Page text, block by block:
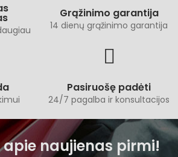
Grąžinimo garantija
14 dienų grąžinimo garantija
Pasiruošę padėti
24/7 pagalba ir konsultacijos
apie naujienas pirmi!